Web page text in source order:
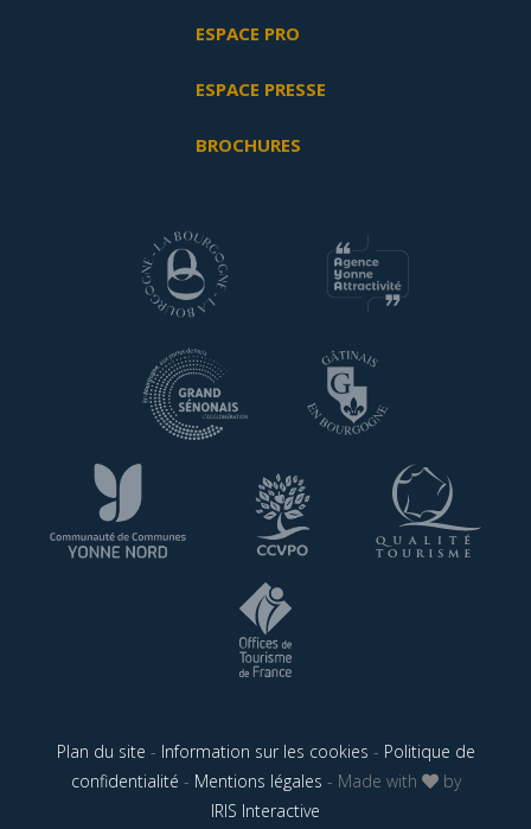
ESPACE PRO
ESPACE PRESSE
BROCHURES
Plan du site - Information sur les cookies - Politique de
confidentialité - Mentions légales - Made with
by
IRIS Interactive